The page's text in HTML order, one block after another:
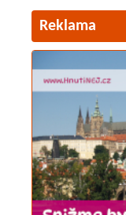
Reklama